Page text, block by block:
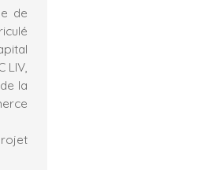
de
LIV,
la